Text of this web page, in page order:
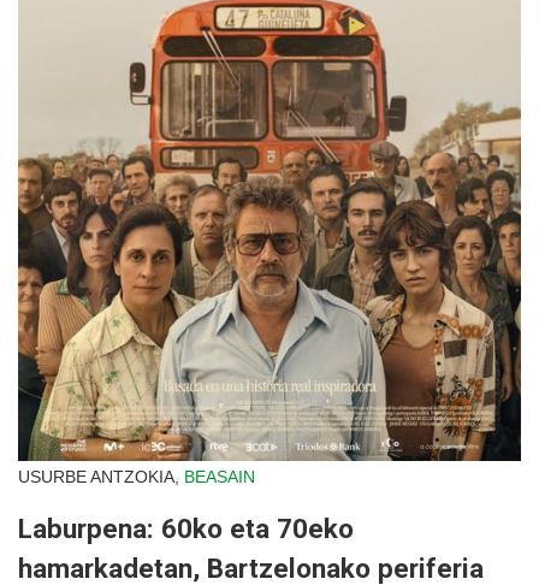
USURBE ANTZOKIA, BEASAIN
Laburpena: 60ko eta 70eko
hamarkadetan, Bartzelonako periferia